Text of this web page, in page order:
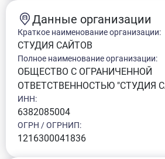
Данные организации
Краткое наименование организации:
СТУДИЯ САЙТОВ
Полное наименование организации:
ОБЩЕСТВО С ОГРАНИЧЕННОЙ
ОТВЕТСТВЕННОСТЬЮ "СТУДИЯ
ИНН:
6382085004
ОГРН / ОГРНИП:
1216300041836